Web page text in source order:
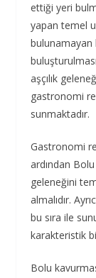
ettiği yeri
yapan temel
aşçılık
gastronomi
sunmaktadır.
Gastronomi
ardından
geleneğini
almalıdır.
bu sıra ile
karakteristik
Bolu